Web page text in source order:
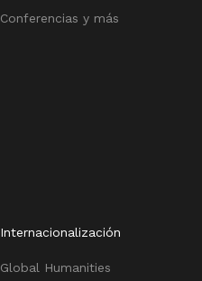
Conferencias y más
Internacionalización
Global Humanities